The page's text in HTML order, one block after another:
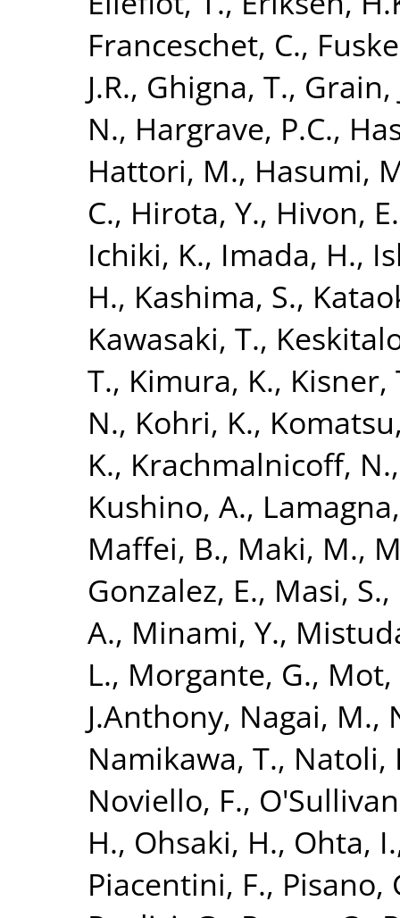
Franceschet, C.,
J.R., Ghigna, T., Grain,
N., Hargrave, P.C.,
Hattori, M., Hasumi,
C., Hirota, Y., Hivon, E.
Ichiki, K., Imada, H.,
H., Kashima, S.,
Kawasaki, T.,
T., Kimura, K., Kisner,
N., Kohri, K.,
K., Krachmalnicoff, N.
Kushino, A.,
Maffei, B., Maki, M.,
Gonzalez, E., Masi, S.,
A., Minami, Y.,
L., Morgante, G., Mot,
J.Anthony, Nagai, M.,
Namikawa, T., Natoli,
Noviello, F.,
H., Ohsaki, H., Ohta, I.
Piacentini, F., Pisano,